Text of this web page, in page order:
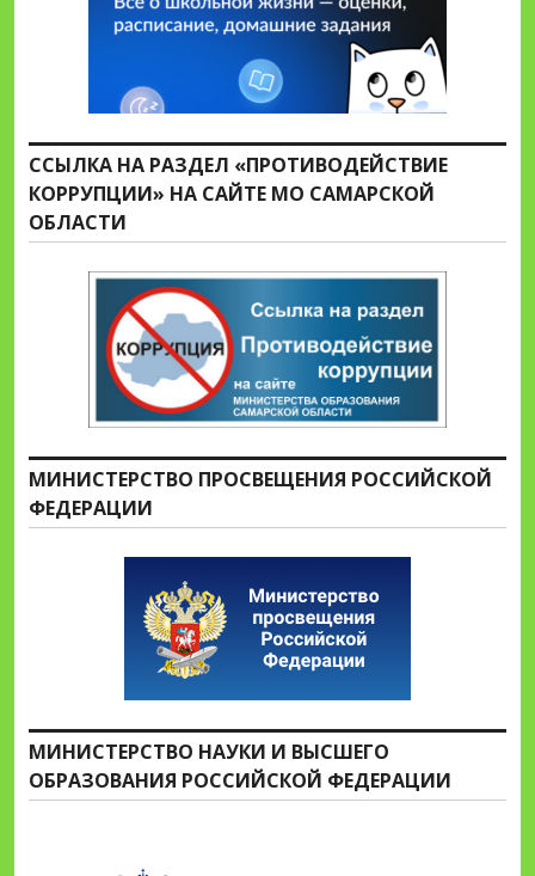
ССЫЛКА НА РАЗДЕЛ «ПРОТИВОДЕЙСТВИЕ
КОРРУПЦИИ» НА САЙТЕ МО САМАРСКОЙ
ОБЛАСТИ
МИНИСТЕРСТВО ПРОСВЕЩЕНИЯ РОССИЙСКОЙ
ФЕДЕРАЦИИ
МИНИСТЕРСТВО НАУКИ И ВЫСШЕГО
ОБРАЗОВАНИЯ РОССИЙСКОЙ ФЕДЕРАЦИИ